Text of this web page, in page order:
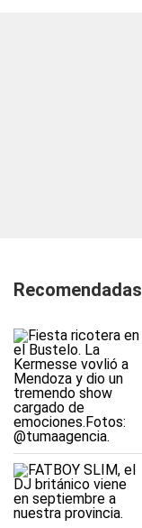
Recomendadas